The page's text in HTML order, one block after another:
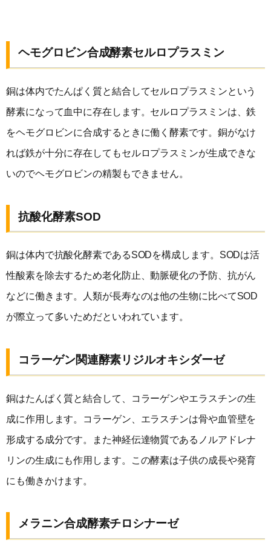
ヘモグロビン合成酵素セルロプラスミン
銅は体内でたんぱく質と結合してセルロプラスミンという
酵素になって血中に存在します。セルロプラスミンは、鉄
をヘモグロビンに合成するときに働く酵素です。銅がなけ
れば鉄が十分に存在してもセルロプラスミンが生成できな
いのでヘモグロビンの精製もできません。
抗酸化酵素SOD
銅は体内で抗酸化酵素であるSODを構成します。SODは活
性酸素を除去するため老化防止、動脈硬化の予防、抗がん
などに働きます。人類が長寿なのは他の生物に比べてSOD
が際立って多いためだといわれています。
コラーゲン関連酵素リジルオキシダーゼ
銅はたんぱく質と結合して、コラーゲンやエラスチンの生
成に作用します。コラーゲン、エラスチンは骨や血管壁を
形成する成分です。また神経伝達物質であるノルアドレナ
リンの生成にも作用します。この酵素は子供の成長や発育
にも働きかけます。
メラニン合成酵素チロシナーゼ